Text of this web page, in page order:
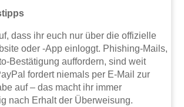
dass ihr euch nur über die offizielle
oder -App einloggt. Phishing-Mails,
Bestätigung auffordern, sind weit
fordert niemals per E-Mail zur
auf – das macht ihr immer
nach Erhalt der Überweisung.